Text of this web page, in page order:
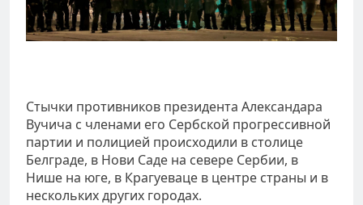
Стычки противников президента Александара
Вучича с членами его Сербской прогрессивной
партии и полицией происходили в столице
Белграде, в Нови Саде на севере Сербии, в
Нише на юге, в Крагуеваце в центре страны и в
нескольких других городах.